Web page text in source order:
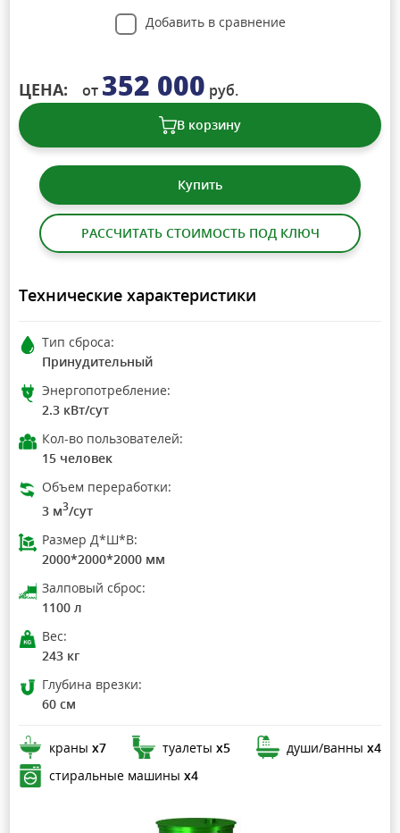
Добавить в сравнение
ЦЕНА: от 352 000 руб.
В корзину
Купить
РАССЧИТАТЬ СТОИМОСТЬ ПОД КЛЮЧ
Технические характеристики
Тип сброса:
Принудительный
Энергопотребление:
2.3 кВт/сут
Кол-во пользователей:
15 человек
Объем переработки:
3 м3/сут
Размер Д*Ш*В:
2000*2000*2000 мм
Залповый сброс:
1100 л
Вес:
243 кг
Глубина врезки:
60 см
краны х7 туалеты х5 души/ванны х4
стиральные машины х4